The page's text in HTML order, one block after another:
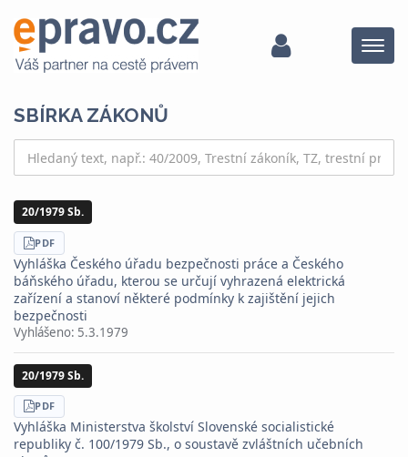
Menu
SBÍRKA ZÁKONŮ
20/1979 Sb.
STÁHNOUT
PDF
Vyhláška Českého úřadu bezpečnosti práce a Českého
báňského úřadu, kterou se určují vyhrazená elektrická
zařízení a stanoví některé podmínky k zajištění jejich
bezpečnosti
Vyhlášeno: 5.3.1979
20/1979 Sb.
STÁHNOUT
PDF
Vyhláška Ministerstva školství Slovenské socialistické
republiky č. 100/1979 Sb., o soustavě zvláštních učebních